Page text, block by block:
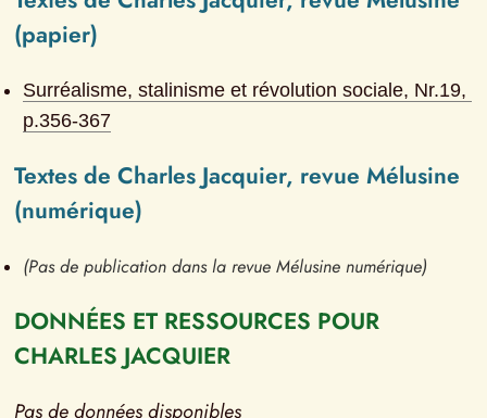
(papier)
Surréalisme, stalinisme et révolution sociale, Nr.19,
p.356-367
Textes de Charles Jacquier, revue Mélusine
(numérique)
(Pas de publication dans la revue Mélusine numérique)
DONNÉES ET RESSOURCES POUR
CHARLES JACQUIER
Pas de données disponibles